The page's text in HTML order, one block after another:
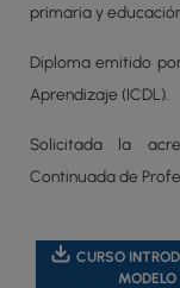
primaria y
Diploma emitido
Aprendizaje (ICDL).
Solicitada la
Continuada de
CURSO
MODELO